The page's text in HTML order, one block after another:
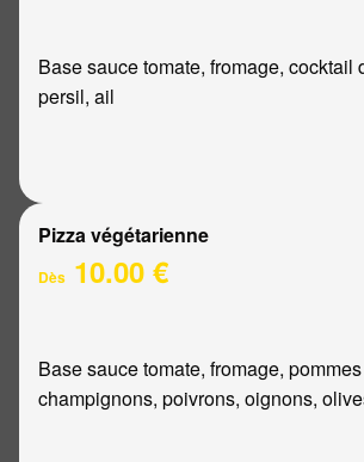
Base sauce tomate, fromage, cocktail
persil, ail
Pizza végétarienne
Dès 10.00 €
Base sauce tomate, fromage,
champignons, poivrons, oignons,